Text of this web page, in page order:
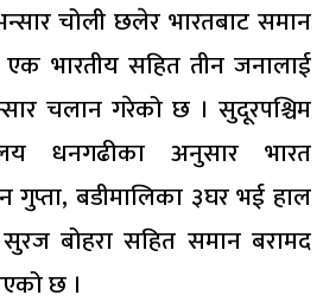
चोली छलेर भारतबाट समान
भारतीय सहित तीन जनालाई
चलान गरेको छ । सुदूरपश्चिम
धनगढीका अनुसार भारत
बडीमालिका ३घर भई हाल
बोहरा सहित समान बरामद
छ ।